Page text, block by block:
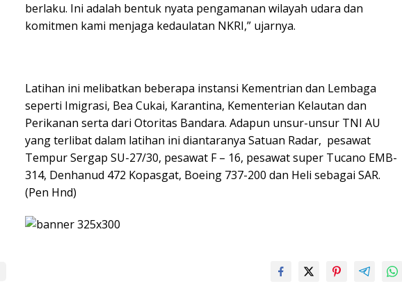
berlaku. Ini adalah bentuk nyata pengamanan wilayah udara dan
komitmen kami menjaga kedaulatan NKRI,” ujarnya.
Latihan ini melibatkan beberapa instansi Kementrian dan Lembaga
seperti Imigrasi, Bea Cukai, Karantina, Kementerian Kelautan dan
Perikanan serta dari Otoritas Bandara. Adapun unsur-unsur TNI AU
yang terlibat dalam latihan ini diantaranya Satuan Radar, pesawat
Tempur Sergap SU-27/30, pesawat F – 16, pesawat super Tucano EMB-
314, Denhanud 472 Kopasgat, Boeing 737-200 dan Heli sebagai SAR.
(Pen Hnd)